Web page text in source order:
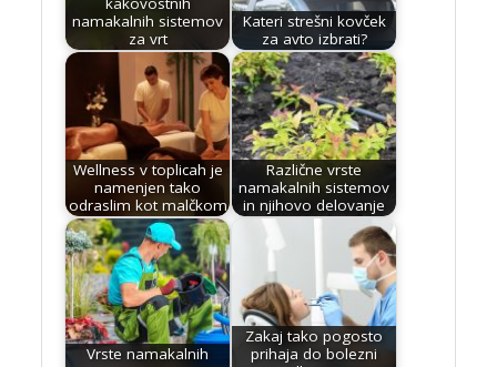
namakalnih sistemov
za vrt
Kateri strešni kovček
za avto izbrati?
Wellness v toplicah je
namenjen tako
odraslim kot malčkom
Različne vrste
namakalnih sistemov
in njihovo delovanje
Vrste namakalnih
Zakaj tako pogosto
prihaja do bolezni